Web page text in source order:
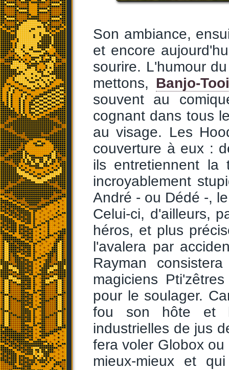
Son ambiance,
et encore
sourire. L'humour
mettons, Banjo-
souvent au
cognant dans tous
au visage. Les
couverture à eux :
ils entretiennent la
incroyablement
André - ou Dédé -,
Celui-ci, d'ailleurs,
héros, et plus
l'avalera par
Rayman
magiciens
pour le soulager.
fou son hôte et
industrielles de jus
fera voler Globox
mieux-mieux et